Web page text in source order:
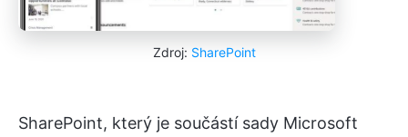
Zdroj: SharePoint
SharePoint, který je součástí sady Microsoft